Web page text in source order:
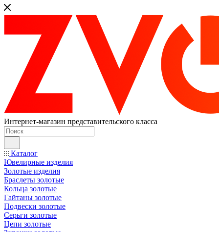
Интернет-магазин представительского класса
Каталог
Ювелирные изделия
Золотые изделия
Браслеты золотые
Кольца золотые
Гайтаны золотые
Подвески золотые
Серьги золотые
Цепи золотые